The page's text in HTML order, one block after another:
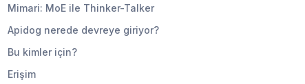
Mimari: MoE ile Thinker-Talker
Apidog nerede devreye giriyor?
Bu kimler için?
Erişim